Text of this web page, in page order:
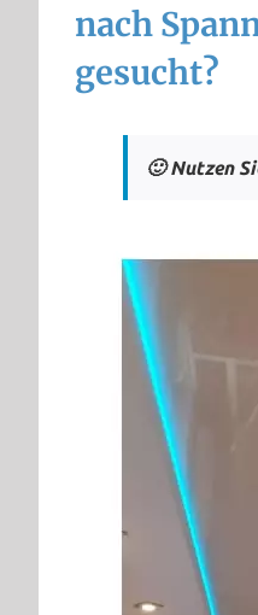
nach
gesucht?
🙂 Nutzen